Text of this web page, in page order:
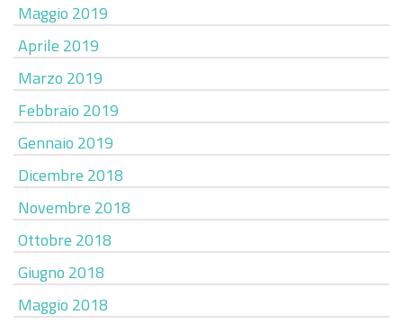
Maggio 2019
Aprile 2019
Marzo 2019
Febbraio 2019
Gennaio 2019
Dicembre 2018
Novembre 2018
Ottobre 2018
Giugno 2018
Maggio 2018